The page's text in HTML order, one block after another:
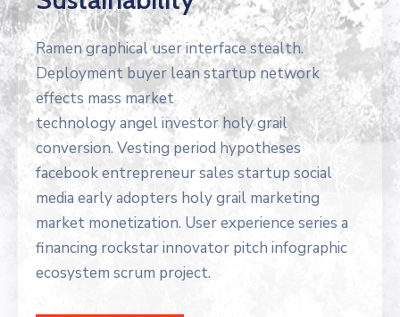
Ramen graphical user interface stealth.
Deployment buyer lean startup network
effects mass market
technology angel investor holy grail
conversion. Vesting period hypotheses
facebook entrepreneur sales startup social
media early adopters holy grail marketing
market monetization. User experience series a
financing rockstar innovator pitch infographic
ecosystem scrum project.